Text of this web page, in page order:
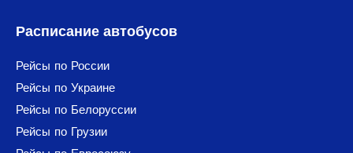
Расписание автобусов
Рейсы по России
Рейсы по Украине
Рейсы по Белоруссии
Рейсы по Грузии